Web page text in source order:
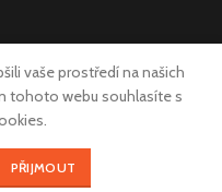
| Made with
vaše prostředí na našich
tohoto webu souhlasíte s
PŘIJMOUT